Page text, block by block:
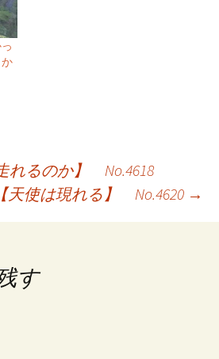
れるのか】 No.4618
【天使は現れる】 No.4620 →
す